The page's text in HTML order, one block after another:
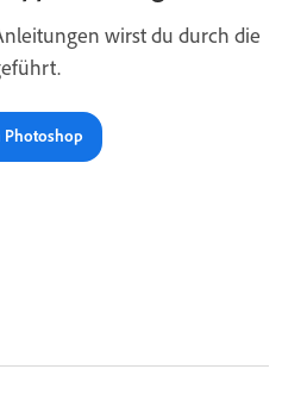
wirst du durch die
Photoshop